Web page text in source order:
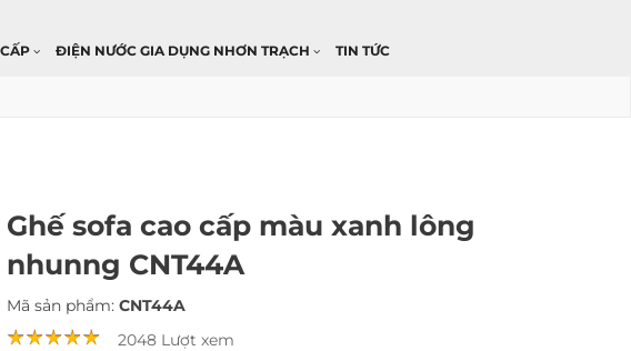
ĐIỆN NƯỚC GIA DỤNG NHƠN TRẠCH TIN TỨC
Ghế sofa cao cấp màu xanh lông
nhunng CNT44A
Mã sản phẩm: CNT44A
2048 Lượt xem